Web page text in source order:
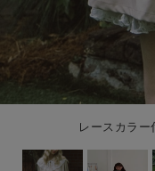
レースカラー